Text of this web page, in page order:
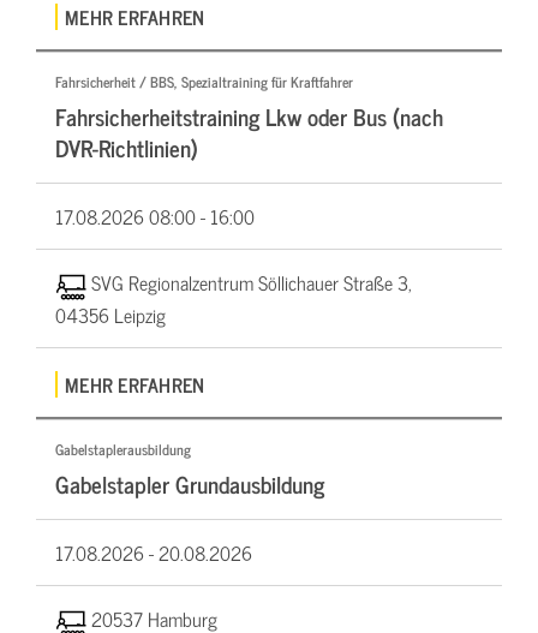
MEHR ERFAHREN
Fahrsicherheit / BBS, Spezialtraining für Kraftfahrer
Fahrsicherheitstraining Lkw oder Bus (nach
DVR-Richtlinien)
17.08.202608:00 - 16:00
SVG Regionalzentrum Söllichauer Straße 3,
04356 Leipzig
MEHR ERFAHREN
Gabelstaplerausbildung
Gabelstapler Grundausbildung
17.08.2026 -20.08.2026
20537 Hamburg